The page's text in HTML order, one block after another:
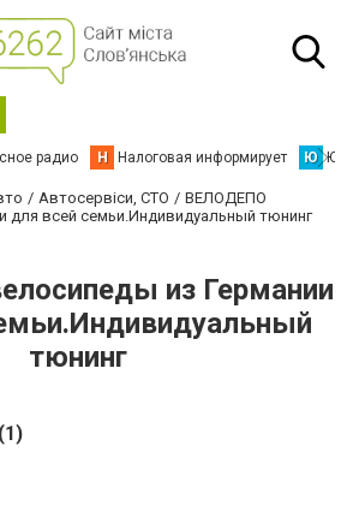
радио Н Налоговая информирует Ю
Автосервіси, СТО
ВЕЛОДЕПО
для всей семьи.Индивидуальный тюнинг
из Германии
тюнинг